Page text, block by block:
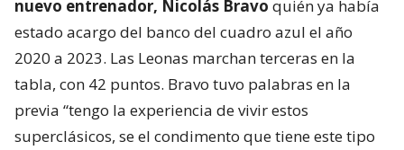
nuevo entrenador, Nicolás Bravo quién ya había
estado acargo del banco del cuadro azul el año
2020 a 2023. Las Leonas marchan terceras en la
tabla, con 42 puntos. Bravo tuvo palabras en la
previa “tengo la experiencia de vivir estos
superclásicos, se el condimento que tiene este tipo